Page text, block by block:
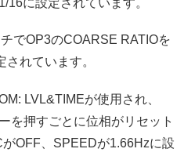
に設定されています。
でOP3のCOARSE RATIOを
れています。
LVL&TIMEが使用され、
を押すごとに位相がリセット
OFF、SPEEDが1.66Hzに設